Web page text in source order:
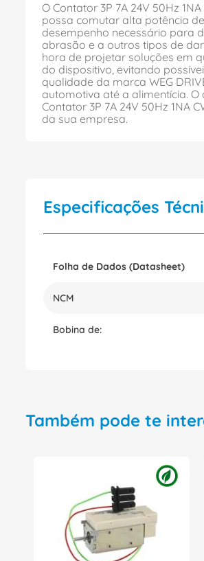
O Contator 3P 7A 24V 50Hz
possa comutar alta potência
desempenho necessário para
abrasão e a outros tipos de
hora de projetar soluções em
do dispositivo, evitando
qualidade da marca WEG
automotiva até a alimentícia.
Contator 3P 7A 24V 50Hz 1NA
da sua empresa.
Especificações
Folha de Dados (Datasheet)
NCM
Bobina de:
Também pode te